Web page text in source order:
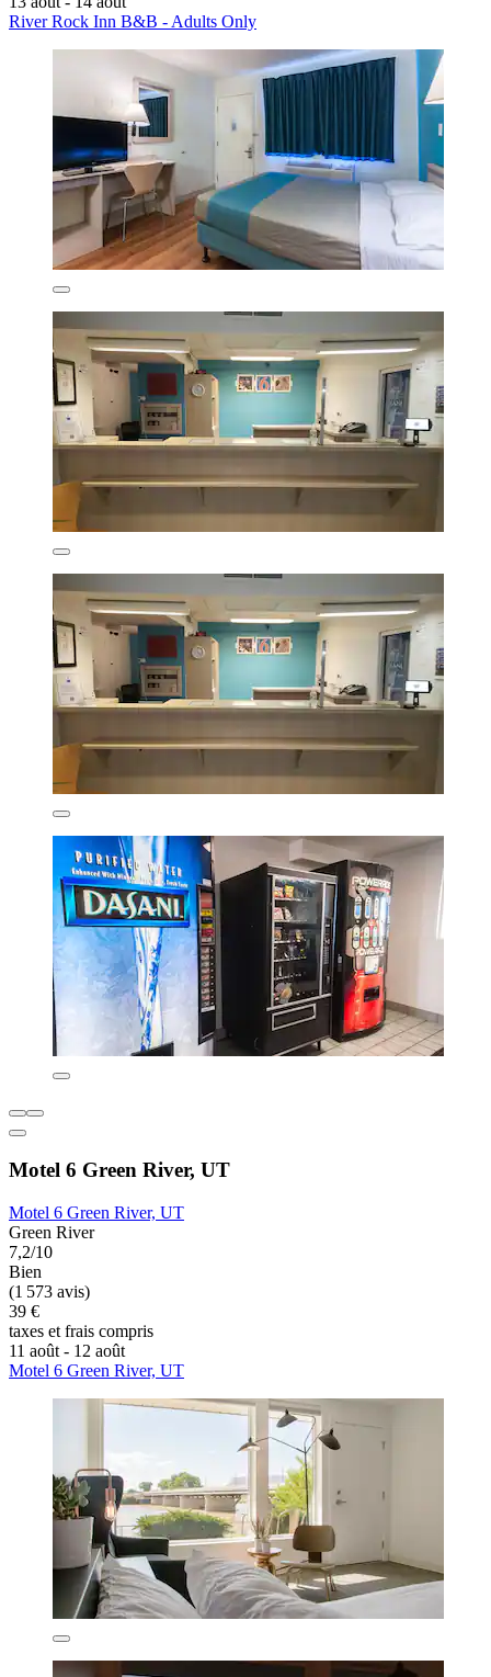
River Rock Inn B&B - Adults Only
Motel 6 Green River, UT
Motel 6 Green River, UT
Green River
7,2/10
Bien
(1 573 avis)
39 €
taxes et frais compris
11 août - 12 août
Motel 6 Green River, UT